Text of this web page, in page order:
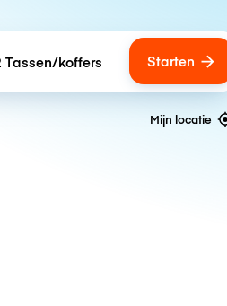
of bags
Tassen/koffers Starten
Mijn locatie